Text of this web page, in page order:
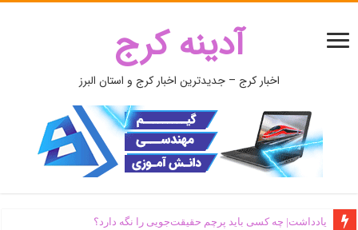
آدینه کرج
اخبار کرج – جدیدترین اخبار کرج و استان البرز
یادداشت| ‌چه کسی باید پرچم حقیقت‌جویی را نگه دارد؟